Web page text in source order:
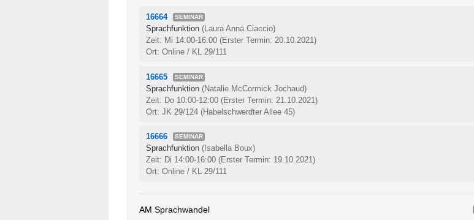
16664 SEMINAR
Sprachfunktion (Laura Anna Ciaccio)
Zeit: Mi 14:00-16:00 (Erster Termin: 20.10.2021)
Ort: Online / KL 29/111
16665 SEMINAR
Sprachfunktion (Natalie McCormick Jochaud)
Zeit: Do 10:00-12:00 (Erster Termin: 21.10.2021)
Ort: JK 29/124 (Habelschwerdter Allee 45)
16666 SEMINAR
Sprachfunktion (Isabella Boux)
Zeit: Di 14:00-16:00 (Erster Termin: 19.10.2021)
Ort: Online / KL 29/111
AM Sprachwandel